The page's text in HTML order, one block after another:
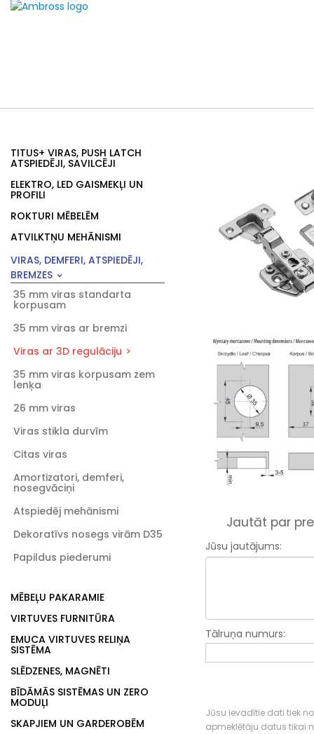
TITUS+ VIRAS, PUSH LATCH
ATSPIEDĒJI, SAVILCĒJI
ELEKTRO, LED GAISMEKĻI UN
PROFILI
ROKTURI MĒBELĒM
ATVILKTŅU MEHĀNISMI
VIRAS, DEMFERI, ATSPIEDĒJI,
BREMZES
35 mm viras standarta
korpusam
35 mm viras ar bremzi
Viras ar 3D regulāciju
35 mm viras korpusam zem
lenķa
26 mm viras
Viras stikla durvīm
Citas viras
Amortizatori, demferi,
nosegvāciņi
Atspiedēj mehānismi
Dekoratīvs nosegs virām D35
Papildus piederumi
MĒBEĻU PAKARAMIE
VIRTUVES FURNITŪRA
EMUCA VIRTUVES RELIŅA
SISTĒMA
SLĒDZENES, MAGNĒTI
BĪDĀMĀS SISTĒMAS UN ZERO
MODUĻI
SKAPJIEM UN GARDEROBĒM
Jautāt par
Jūsu jautājums:
Tālruņa numurs:
Jūsu ievadītie dati tiek
apmeklētāju datus tikai